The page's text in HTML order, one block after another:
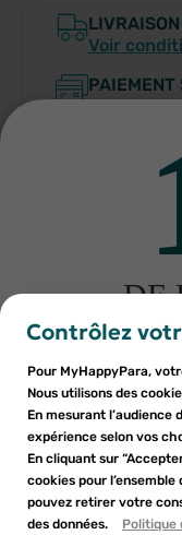
Voir
PAIEMENT
Indications
Conditions
Composition
Ajouter à ma liste
Créer une
Nom de la liste d'envies
Annuler
Créer une liste
Vous devez être
liste d'envies.
Annuler
Connexion
Contrôlez
Pour MyHappyPara,
Nous utilisons des
En mesurant
expérience selon vos
En cliquant sur
cookies pour
pouvez retirer votre
des données.
Politique
DE
sur
Inscrivez-
d'une
En soumettant
informations